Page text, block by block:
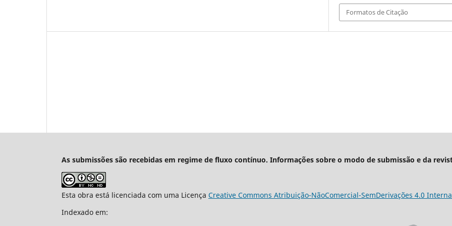
Formatos de Citação
As submissões são recebidas em regime de fluxo contínuo. Informações sobre o modo de submissão e da
Esta obra está licenciada com uma Licença Creative Commons Atribuição-NãoComercial-SemDerivações 4.0
Indexado em: